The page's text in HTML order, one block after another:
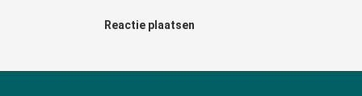
Reactie plaatsen